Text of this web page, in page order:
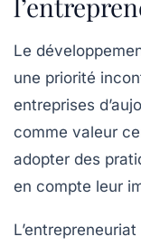
Le
une priorité
entreprises
comme valeur
adopter des
en compte leur